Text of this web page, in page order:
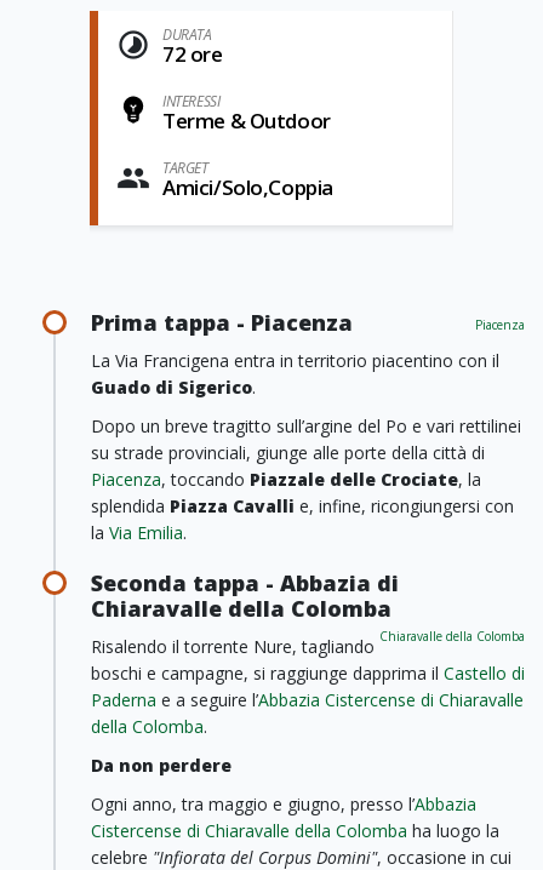
DURATA
72 ore
INTERESSI
Terme & Outdoor
TARGET
Amici/Solo,Coppia
Prima tappa - Piacenza Piacenza
La Via Francigena entra in territorio piacentino con il
Guado di Sigerico.
Dopo un breve tragitto sull’argine del Po e vari rettilinei
su strade provinciali, giunge alle porte della città di
Piacenza, toccando Piazzale delle Crociate, la
splendida Piazza Cavalli e, infine, ricongiungersi con
la Via Emilia.
Seconda tappa - Abbazia di
Chiaravalle della Colomba
Chiaravalle della Colomba
Risalendo il torrente Nure, tagliando
boschi e campagne, si raggiunge dapprima il Castello di
Paderna e a seguire l’Abbazia Cistercense di Chiaravalle
della Colomba.
Da non perdere
Ogni anno, tra maggio e giugno, presso l’Abbazia
Cistercense di Chiaravalle della Colomba ha luogo la
celebre "Infiorata del Corpus Domini", occasione in cui